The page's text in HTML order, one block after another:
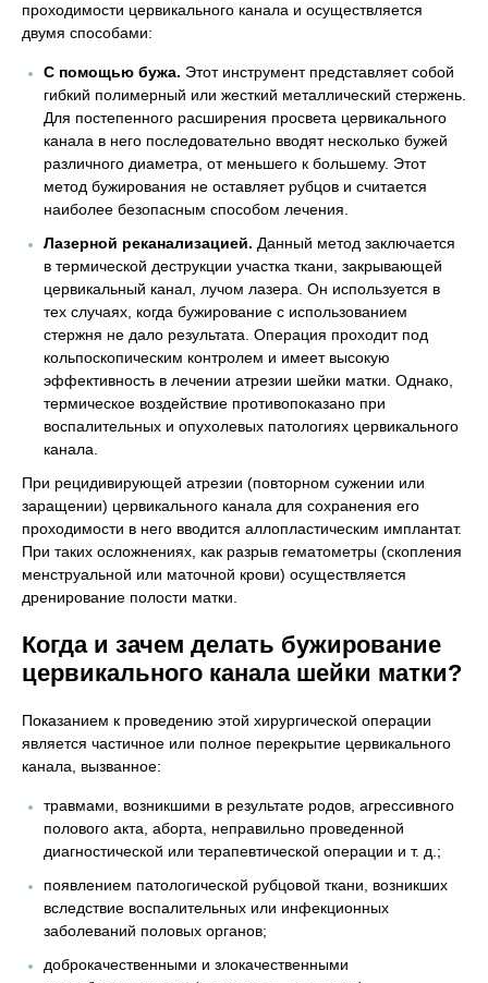
проходимости цервикального канала и осуществляется
двумя способами:
С помощью бужа. Этот инструмент представляет собой
гибкий полимерный или жесткий металлический стержень.
Для постепенного расширения просвета цервикального
канала в него последовательно вводят несколько бужей
различного диаметра, от меньшего к большему. Этот
метод бужирования не оставляет рубцов и считается
наиболее безопасным способом лечения.
Лазерной реканализацией. Данный метод заключается
в термической деструкции участка ткани, закрывающей
цервикальный канал, лучом лазера. Он используется в
тех случаях, когда бужирование с использованием
стержня не дало результата. Операция проходит под
кольпоскопическим контролем и имеет высокую
эффективность в лечении атрезии шейки матки. Однако,
термическое воздействие противопоказано при
воспалительных и опухолевых патологиях цервикального
канала.
При рецидивирующей атрезии (повторном сужении или
заращении) цервикального канала для сохранения его
проходимости в него вводится аллопластическим имплантат.
При таких осложнениях, как разрыв гематометры (скопления
менструальной или маточной крови) осуществляется
дренирование полости матки.
Когда и зачем делать бужирование
цервикального канала шейки матки?
Показанием к проведению этой хирургической операции
является частичное или полное перекрытие цервикального
канала, вызванное:
травмами, возникшими в результате родов, агрессивного
полового акта, аборта, неправильно проведенной
диагностической или терапевтической операции и т. д.;
появлением патологической рубцовой ткани, возникших
вследствие воспалительных или инфекционных
заболеваний половых органов;
доброкачественными и злокачественными